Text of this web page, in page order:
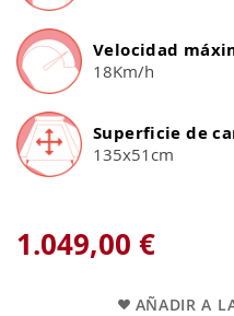
Velocidad
18Km/h
Superficie de
135x51cm
1.049,00 €
AÑADIR A